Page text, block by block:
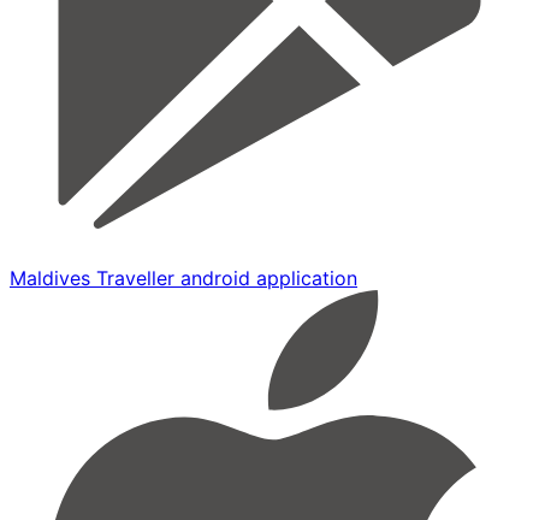
Maldives Traveller android application